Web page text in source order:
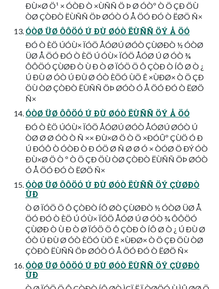
ÐÙ×Ø Ö¹ × ÓÒÐ Ò ×ÙÑÑ Ö Þ Ø ÓÒº Ò Ö ÇÐ ÖÙ
ÒØ ÇÒÐÒ ËÙÑÑ ÖÞ ØÓÒ Ó Å ÖÓ ÐÓ Ò ËØÖ Ñ×
ÓÒØ ÜØ ÔÔÖÓ Ú ÐÙ ØÓÒ ËÙÑÑ ÖÝ Å ÖÓ
ÐÓ Ò ÈÖ ÚÓÙ× ÏÓÖ ÅÓØÚ ØÓÒ ÇÙØÐÒ ½ ÓÒØ
ÜØ Å ÖÓ ÐÓ Ò ÈÖ Ú ÓÙ× ÏÓÖ ÅÓØ Ú Ø ÓÒ ¾
ÔÔÖÓ ÇÙØÐ Ò Ù Ð Ò Ø ÏÓÖ Ö Ô ÇÒÐ Ò ÍÔ Ø Ò ¿
Ú ÐÙ Ø ÓÒ Ú ÐÙ Ø ÓÒ ÈÖÓ ÙÖ Ê ×ÙÐØ× Ò Ö ÇÐ
ÖÙ ÒØ ÇÒÐÒ ËÙÑÑ ÖÞ ØÓÒ Ó Å ÖÓ ÐÓ Ò ËØÖ
Ñ×
ÓÒØ ÜØ ÔÔÖÓ Ú ÐÙ ØÓÒ ËÙÑÑ ÖÝ Å ÖÓ
ÐÓ Ò ÈÖ ÚÓÙ× ÏÓÖ ÅÓØÚ ØÓÒ ÅÓØÚ ØÓÒ Ú
ÒØ Ø Ø ÓÒ Ò Ñ ×× ÐÙ×Ø Ö Ò Ö ×ÐÓÛº ÇÙÖ Ó Ð
Ú ÐÓÔ Ò ÓÒÐ Ò Ð ÓÖ Ø Ñ Ø Ø Ó × ÒÓØ Ö ÐÝ ÓÒ
ÐÙ×Ø Ö Ò º Ò Ö ÇÐ ÖÙ ÒØ ÇÒÐÒ ËÙÑÑ ÖÞ ØÓÒ
Ó Å ÖÓ ÐÓ Ò ËØÖ Ñ×
ÓÒØ ÜØ ÔÔÖÓ Ú ÐÙ ØÓÒ ËÙÑÑ ÖÝ ÇÙØÐÒ
ÙÐ
Ò Ø ÏÓÖ Ö Ô ÇÒÐÒ ÍÔ ØÒ ÇÙØÐÒ ½ ÓÒØ ÜØ Å
ÖÓ ÐÓ Ò ÈÖ Ú ÓÙ× ÏÓÖ ÅÓØ Ú Ø ÓÒ ¾ ÔÔÖÓ
ÇÙØÐ Ò Ù Ð Ò Ø ÏÓÖ Ö Ô ÇÒÐ Ò ÍÔ Ø Ò ¿ Ú ÐÙ Ø
ÓÒ Ú ÐÙ Ø ÓÒ ÈÖÓ ÙÖ Ê ×ÙÐØ× Ò Ö ÇÐ ÖÙ ÒØ
ÇÒÐÒ ËÙÑÑ ÖÞ ØÓÒ Ó Å ÖÓ ÐÓ Ò ËØÖ Ñ×
ÓÒØ ÜØ ÔÔÖÓ Ú ÐÙ ØÓÒ ËÙÑÑ ÖÝ ÇÙØÐÒ
ÙÐ